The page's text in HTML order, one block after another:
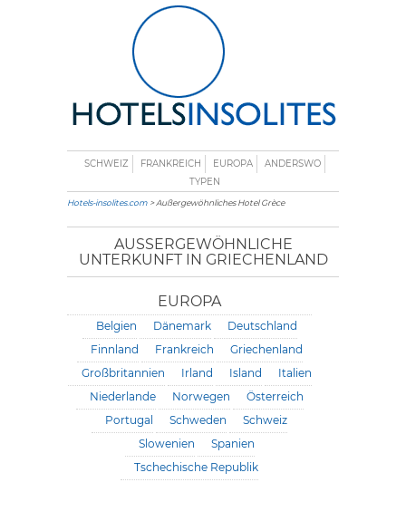
SCHWEIZ FRANKREICH EUROPA
ANDERSWO
TYPEN
Hotels-insolites.com > Außergewöhnliches Hotel Grèce
AUSSERGEWÖHNLICHE U
NTERKUNFT IN GRIECHENLAND
EUROPA
Belgien Dänemark
Deutschland
Finnland
Frankreich
Griechenland
Großbritannien
Irland Island
Italien
Niederlande
Norwegen
Österreich
Portugal
Schweden
Schweiz
Slowenien
Spanien
Tschechische Republik